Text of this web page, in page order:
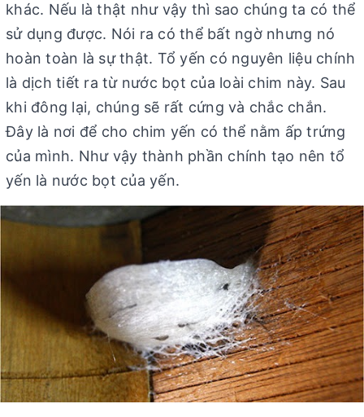
khác. Nếu là thật như vậy thì sao chúng ta có thể
sử dụng được. Nói ra có thể bất ngờ nhưng nó
hoàn toàn là sự thật. Tổ yến có nguyên liệu chính
là dịch tiết ra từ nước bọt của loài chim này. Sau
khi đông lại, chúng sẽ rất cứng và chắc chắn.
Đây là nơi để cho chim yến có thể nằm ấp trứng
của mình. Như vậy thành phần chính tạo nên tổ
yến là nước bọt của yến.